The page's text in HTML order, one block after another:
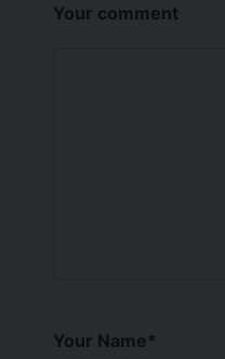
Your comment
Your Name*